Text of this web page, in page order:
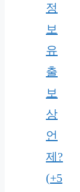
정
보
유
출
보
상
언
제?
(+5